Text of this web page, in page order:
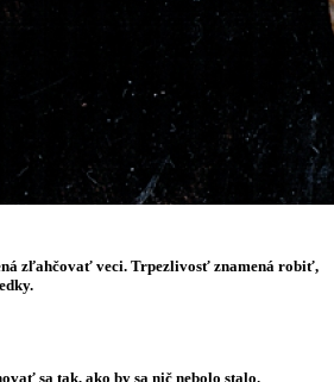
zľahčovať veci. Trpezlivosť znamená robiť,
sa tak, ako by sa nič nebolo stalo.